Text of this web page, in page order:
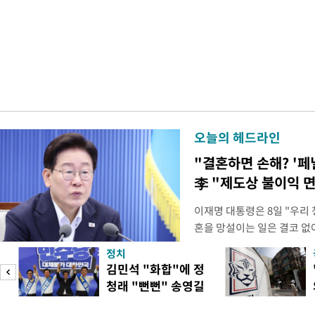
오늘의 헤드라인
"결혼하면 손해? '
李 "제도상 불이익
이재명 대통령은 8일 "우리
혼을 망설이는 일은 결코
하는 제도가 있을 경우 편
다. 이 대통령은 이날 오후
로 찾은 결혼 페널티 22개'
이 대통령은 "결혼으로 인
정치
김민석 "화합"에 정
청래 "뻔뻔" 송영길